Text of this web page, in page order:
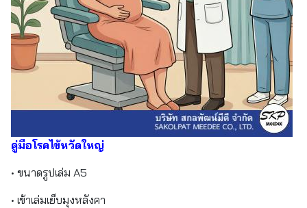
คู่มือโรคไข้หวัดใหญ่
• ขนาดรูปเล่ม A5
• เข้าเล่มเย็บมุงหลังคา